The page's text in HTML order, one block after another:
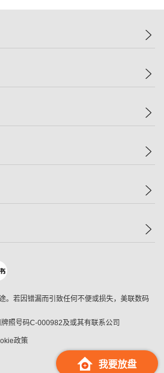
我要放盘
。若因错漏而引致任何不便或损失，美联数码
照号码C-000982及或其有联系公司
政策